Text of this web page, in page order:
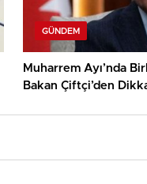
GÜNDEM
Muharrem Ayı’nda
Bakan Çiftçi’den